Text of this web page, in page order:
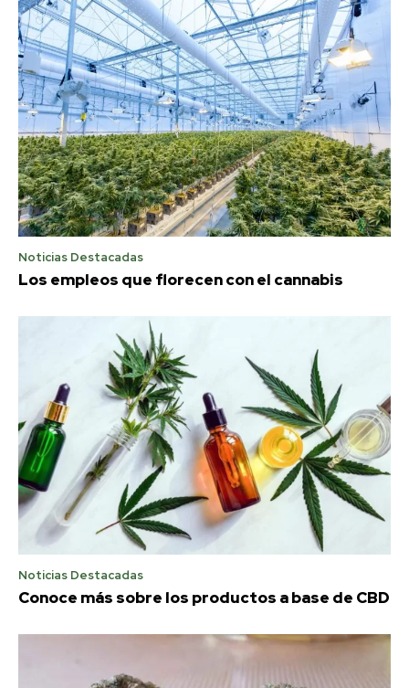
Noticias Destacadas
Los empleos que florecen con el cannabis
Noticias Destacadas
Conoce más sobre los productos a base de CBD